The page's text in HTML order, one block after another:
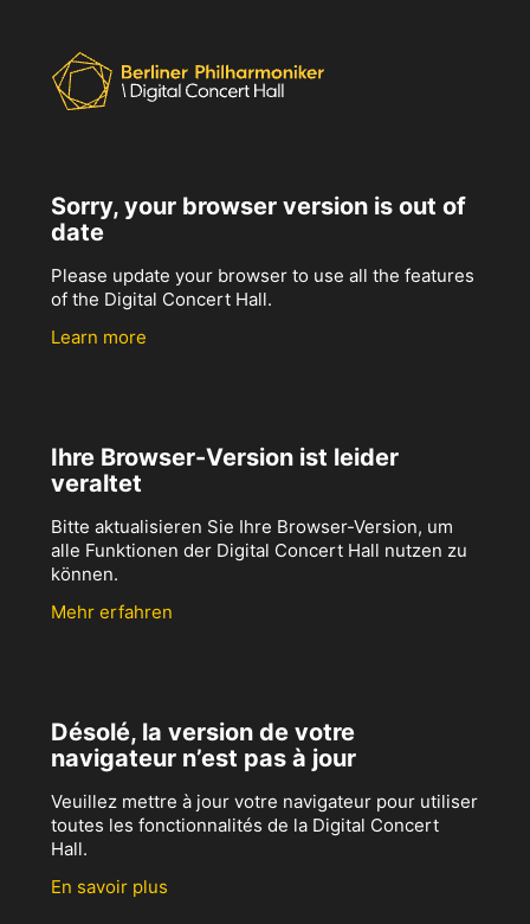
Sorry, your browser version is out of
date
Please update your browser to use all the features
of the Digital Concert Hall.
Learn more
Ihre Browser-Version ist leider
veraltet
Bitte aktualisieren Sie Ihre Browser-Version, um
alle Funktionen der Digital Concert Hall nutzen zu
können.
Mehr erfahren
Désolé, la version de votre
navigateur n’est pas à jour
Veuillez mettre à jour votre navigateur pour utiliser
toutes les fonctionnalités de la Digital Concert
Hall.
En savoir plus